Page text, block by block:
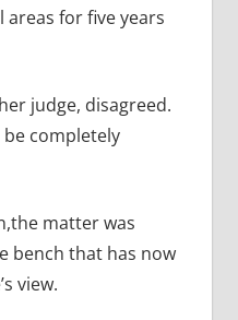
for five years
judge, disagreed.
completely
matter was
bench that has now
view.